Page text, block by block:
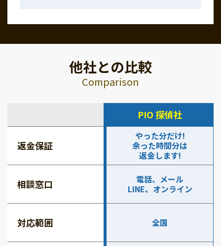
他社との比較
Comparison
PIO 探偵社
返金保証
やった分だけ!
余った時間分は
返金します!
相談窓口
電話、メール
LINE、オンライン
対応範囲 全国